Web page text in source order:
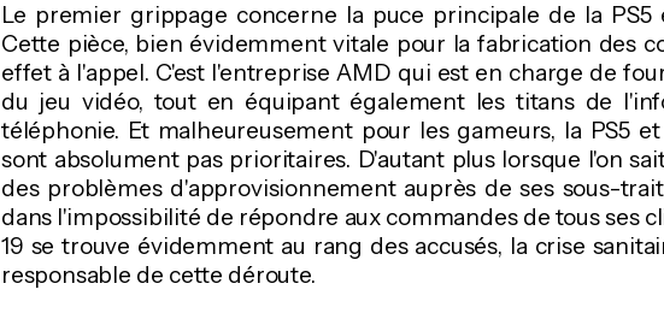
Le premier grippage concerne la puce principale de la PS5
Cette pièce, bien évidemment vitale pour la fabrication des
effet à l'appel. C'est l'entreprise AMD qui est en charge de
du jeu vidéo, tout en équipant également les titans de
téléphonie. Et malheureusement pour les gameurs, la PS5
sont absolument pas prioritaires. D'autant plus lorsque l'on
des problèmes d'approvisionnement auprès de ses sous-
dans l'impossibilité de répondre aux commandes de tous ses
19 se trouve évidemment au rang des accusés, la crise
responsable de cette déroute.